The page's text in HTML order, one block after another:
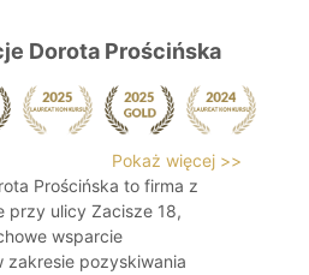
Dorota Prościńska
Pokaż więcej >>
Prościńska to firma z
przy ulicy Zacisze 18,
wsparcie
zakresie pozyskiwania